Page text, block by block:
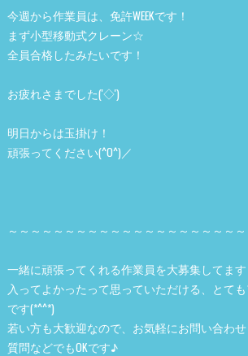
今週から作業員は、免許WEEKです！
まず小型移動式クレーン☆
全員合格したみたいです！
お疲れさまでした('◇')ゞ
明日からは玉掛け！
頑張ってください(^O^)／
～～～～～～～～～～～～～～～～～～～～～
一緒に頑張ってくれる作業員を大募集してます
入ってよかったって思っていただける、とて
です(*^^*)
若い方も大歓迎なので、お気軽にお問い合わ
質問などでもOKです♪